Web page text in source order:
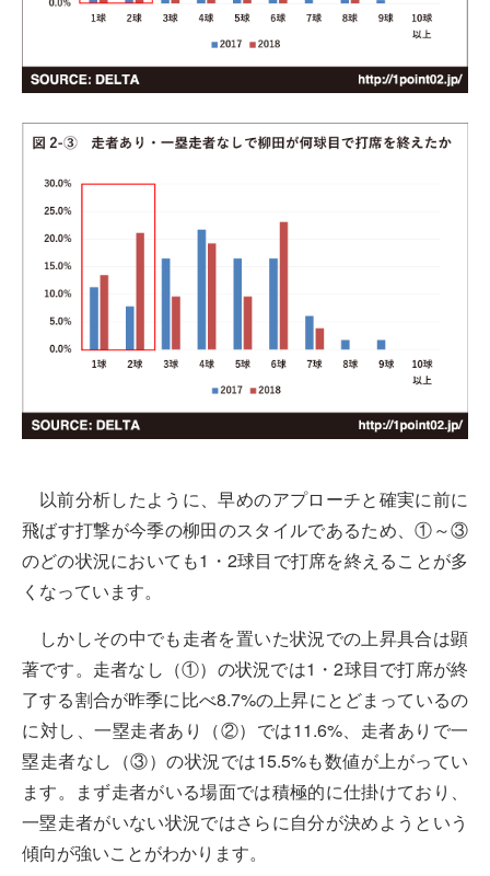
以前分析したように、早めのアプローチと確実に前に
飛ばす打撃が今季の柳田のスタイルであるため、①～③
のどの状況においても1・2球目で打席を終えることが多
くなっています。
しかしその中でも走者を置いた状況での上昇具合は顕
著です。走者なし（①）の状況では1・2球目で打席が終
了する割合が昨季に比べ8.7%の上昇にとどまっているの
に対し、一塁走者あり（②）では11.6%、走者ありで一
塁走者なし（③）の状況では15.5%も数値が上がってい
ます。まず走者がいる場面では積極的に仕掛けており、
一塁走者がいない状況ではさらに自分が決めようという
傾向が強いことがわかります。